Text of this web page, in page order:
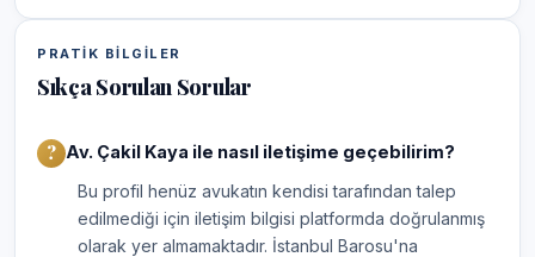
PRATIK BILGILER
Sıkça Sorulan Sorular
Av. Çakil Kaya ile nasıl iletişime geçebilirim?
Bu profil henüz avukatın kendisi tarafından talep
edilmediği için iletişim bilgisi platformda doğrulanmış
olarak yer almamaktadır. İstanbul Barosu'na